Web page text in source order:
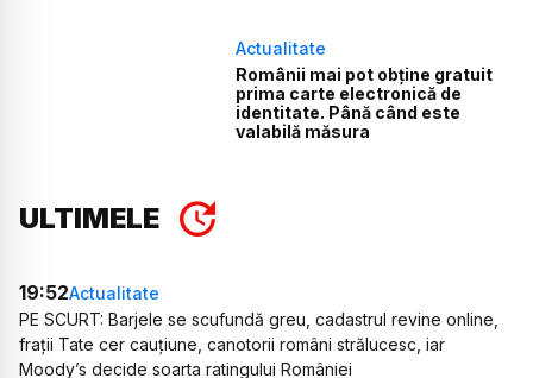
Actualitate
Românii mai pot obține gratuit
prima carte electronică de
identitate. Până când este
valabilă măsura
ULTIMELE
19:52Actualitate
PE SCURT: Barjele se scufundă greu, cadastrul revine online,
frații Tate cer cauțiune, canotorii români strălucesc, iar
Moody’s decide soarta ratingului României